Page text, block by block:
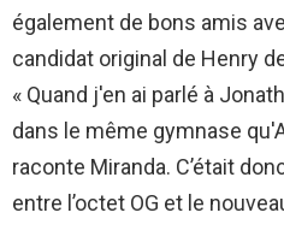
également de bons amis
candidat original de Henry
« Quand j'en ai parlé à
dans le même gymnase
raconte Miranda. C’était
entre l’octet OG et le